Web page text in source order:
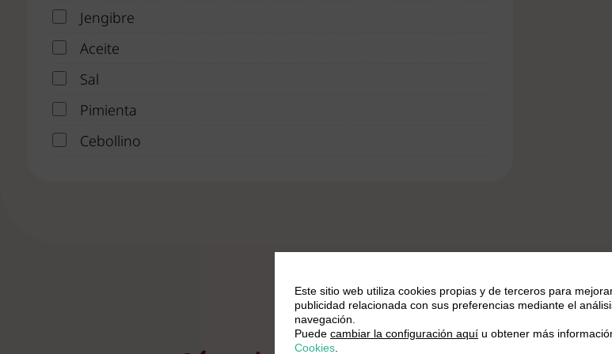
Jengibre
Aceite
Sal
Pimienta
Cebollino
Este sitio web utiliza cookies propias y de terceros para
publicidad relacionada con sus preferencias mediante el
navegación.
Puede cambiar la configuración aquí u obtener más
Cookies